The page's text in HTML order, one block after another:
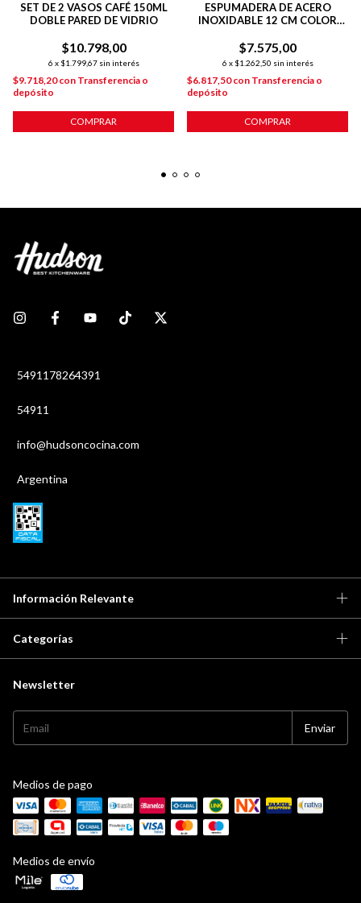
SET DE 2 VASOS CAFÉ 150ML
DOBLE PARED DE VIDRIO
$10.798,00
6 x $1.799,67 sin interés
$9.718,20con Transferencia o
depósito
COMPRAR
ESPUMADERA DE ACERO
INOXIDABLE 12 CM COLOR
$7.575,00
6 x $1.262,50 sin interés
$6.817,50con Transferencia o
depósito
COMPRAR
5491178264391
54911
info@hudsoncocina.com
Argentina
Información Relevante
Categorías
Newsletter
Medios de pago
Medios de envío